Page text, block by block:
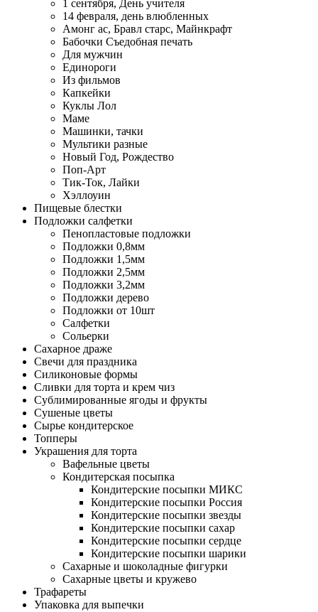
1 сентября, День учителя
14 февраля, день влюбленных
Амонг ас, Бравл старс, Майнкрафт
Бабочки Съедобная печать
Для мужчин
Единороги
Из фильмов
Капкейки
Куклы Лол
Маме
Машинки, тачки
Мультики разные
Новый Год, Рождество
Поп-Арт
Тик-Ток, Лайки
Хэллоуин
Пищевые блестки
Подложки салфетки
Пенопластовые подложки
Подложки 0,8мм
Подложки 1,5мм
Подложки 2,5мм
Подложки 3,2мм
Подложки дерево
Подложки от 10шт
Салфетки
Сольерки
Сахарное драже
Свечи для праздника
Силиконовые формы
Сливки для торта и крем чиз
Сублимированные ягоды и фрукты
Сушеные цветы
Сырье кондитерское
Топперы
Украшения для торта
Вафельные цветы
Кондитерская посыпка
Кондитерские посыпки МИКС
Кондитерские посыпки Россия
Кондитерские посыпки звезды
Кондитерские посыпки сахар
Кондитерские посыпки сердце
Кондитерские посыпки шарики
Сахарные и шоколадные фигурки
Сахарные цветы и кружево
Трафареты
Упаковка для выпечки